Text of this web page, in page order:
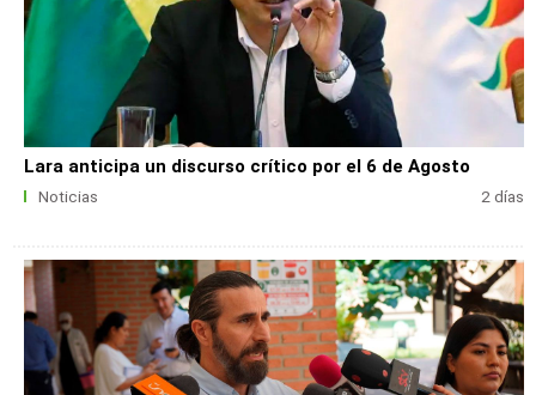
Lara anticipa un discurso crítico por el 6 de Agosto
Noticias 2 días